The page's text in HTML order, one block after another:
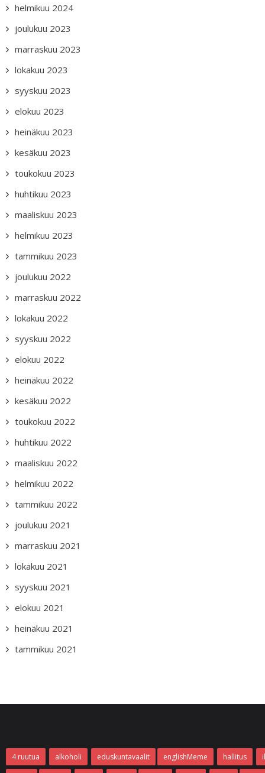
helmikuu 2024
joulukuu 2023
marraskuu 2023
lokakuu 2023
syyskuu 2023
elokuu 2023
heinäkuu 2023
kesäkuu 2023
toukokuu 2023
huhtikuu 2023
maaliskuu 2023
helmikuu 2023
tammikuu 2023
joulukuu 2022
marraskuu 2022
lokakuu 2022
syyskuu 2022
elokuu 2022
heinäkuu 2022
kesäkuu 2022
toukokuu 2022
huhtikuu 2022
maaliskuu 2022
helmikuu 2022
tammikuu 2022
joulukuu 2021
marraskuu 2021
lokakuu 2021
syyskuu 2021
elokuu 2021
heinäkuu 2021
tammikuu 2021
4 ruutua alkoholi eduskuntavaalit englishMeme hallitus